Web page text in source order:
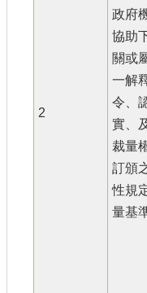
2
政府
協助
關或
一解
令、
實、
裁量
訂頒
性規
量基